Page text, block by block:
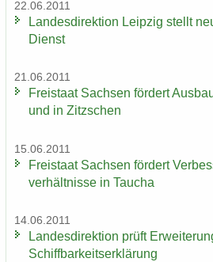
22.06.2011
Lan­des­di­rek­ti­on Leip­zig stellt
Dienst
21.06.2011
Frei­staat Sach­sen för­dert
und in Zitz­schen
15.06.2011
Frei­staat Sach­sen för­dert
ver­hält­nis­se in Tau­cha
14.06.2011
Lan­des­di­rek­ti­on prüft
Schiff­bar­keits­er­klä­rung